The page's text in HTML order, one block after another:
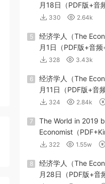
月18日（PDF版+音
330 2.64k
5
经济学人（The
月1日（PDF版+音频
328 3.43k
6
经济学人（The
月11日（PDF版+音
324 2.84k
7
The World in 2019
Economist（
322 1.55w
8
经济学人（The
月28日（PDF版+音